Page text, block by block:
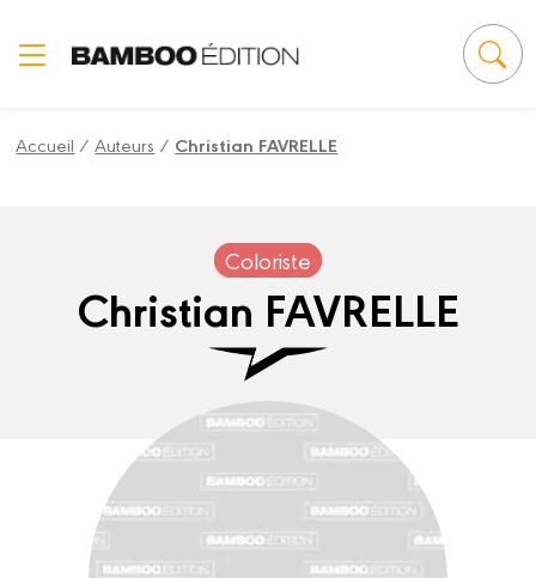
Accueil /Auteurs / Christian FAVRELLE
Coloriste
Christian FAVRELLE